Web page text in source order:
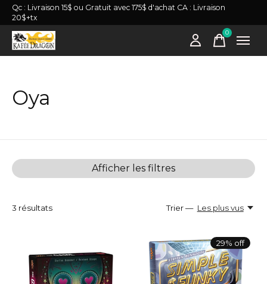
Qc : Livraison 15$ ou Gratuit avec 175$ d'achat CA : Livraison
20$+tx
0items
Oya
Afficher les filtres
3 résultats Trier — Les plus vus
29% off